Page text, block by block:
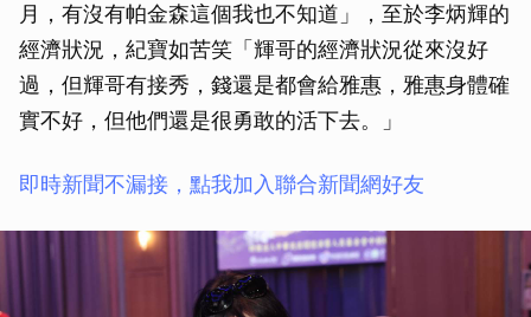
月，有沒有帕金森這個我也不知道」，至於李炳輝的
經濟狀況，紀寶如苦笑「輝哥的經濟狀況從來沒好
過，但輝哥有接秀，錢還是都會給雅惠，雅惠身體確
實不好，但他們還是很勇敢的活下去。」
即時新聞不漏接，點我加入聯合新聞網好友